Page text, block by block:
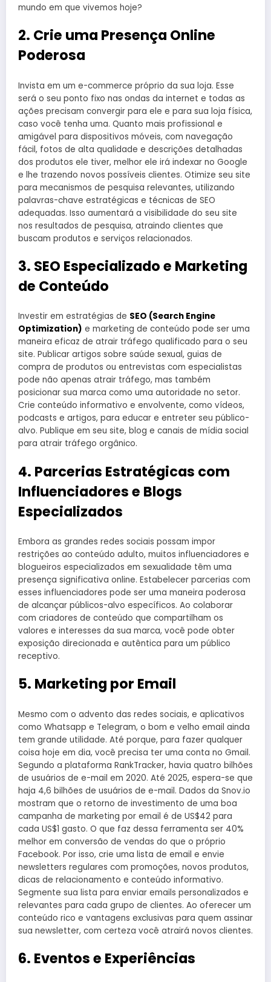
mundo em que vivemos hoje?
2. Crie uma Presença Online
Poderosa
Invista em um e-commerce próprio da sua loja. Esse
será o seu ponto fixo nas ondas da internet e todas as
ações precisam convergir para ele e para sua loja física,
caso você tenha uma. Quanto mais profissional e
amigável para dispositivos móveis, com navegação
fácil, fotos de alta qualidade e descrições detalhadas
dos produtos ele tiver, melhor ele irá indexar no Google
e lhe trazendo novos possíveis clientes. Otimize seu site
para mecanismos de pesquisa relevantes, utilizando
palavras-chave estratégicas e técnicas de SEO
adequadas. Isso aumentará a visibilidade do seu site
nos resultados de pesquisa, atraindo clientes que
buscam produtos e serviços relacionados.
3. SEO Especializado e Marketing
de Conteúdo
Investir em estratégias de SEO (Search Engine
Optimization) e marketing de conteúdo pode ser uma
maneira eficaz de atrair tráfego qualificado para o seu
site. Publicar artigos sobre saúde sexual, guias de
compra de produtos ou entrevistas com especialistas
pode não apenas atrair tráfego, mas também
posicionar sua marca como uma autoridade no setor.
Crie conteúdo informativo e envolvente, como vídeos,
podcasts e artigos, para educar e entreter seu público-
alvo. Publique em seu site, blog e canais de mídia social
para atrair tráfego orgânico.
4. Parcerias Estratégicas com
Influenciadores e Blogs
Especializados
Embora as grandes redes sociais possam impor
restrições ao conteúdo adulto, muitos influenciadores e
blogueiros especializados em sexualidade têm uma
presença significativa online. Estabelecer parcerias com
esses influenciadores pode ser uma maneira poderosa
de alcançar públicos-alvo específicos. Ao colaborar
com criadores de conteúdo que compartilham os
valores e interesses da sua marca, você pode obter
exposição direcionada e autêntica para um público
receptivo.
5. Marketing por Email
Mesmo com o advento das redes sociais, e aplicativos
como Whatsapp e Telegram, o bom e velho email ainda
tem grande utilidade. Até porque, para fazer qualquer
coisa hoje em dia, você precisa ter uma conta no Gmail.
Segundo a plataforma RankTracker, havia quatro bilhões
de usuários de e-mail em 2020. Até 2025, espera-se que
haja 4,6 bilhões de usuários de e-mail. Dados da Snov.io
mostram que o retorno de investimento de uma boa
campanha de marketing por email é de US$42 para
cada US$1 gasto. O que faz dessa ferramenta ser 40%
melhor em conversão de vendas do que o próprio
Facebook. Por isso, crie uma lista de email e envie
newsletters regulares com promoções, novos produtos,
dicas de relacionamento e conteúdo informativo.
Segmente sua lista para enviar emails personalizados e
relevantes para cada grupo de clientes. Ao oferecer um
conteúdo rico e vantagens exclusivas para quem assinar
sua newsletter, com certeza você atrairá novos clientes.
6. Eventos e Experiências